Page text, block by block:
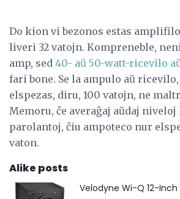
Do kion vi bezonos estas
liveri 32 vatojn. Kompreneble,
amp, sed 40- aŭ 50-watt-ricevilo
fari bone. Se la ampulo aŭ
elspezas, diru, 100 vatojn, ne
Memoru, ĉe averaĝaj aŭdaj
parolantoj, ĉiu ampoteco nur
vaton.
Alike posts
Velodyne Wi-Q 12-